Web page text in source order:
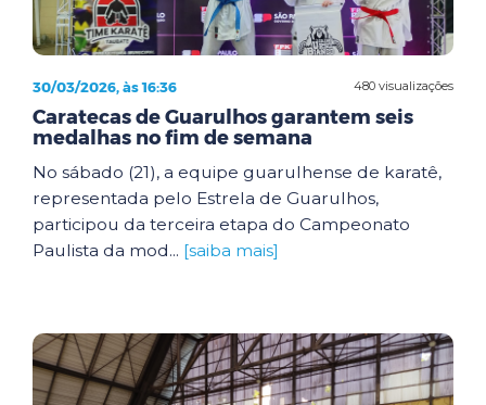
480 visualizações
30/03/2026, às 16:36
Caratecas de Guarulhos garantem seis
medalhas no fim de semana
No sábado (21), a equipe guarulhense de karatê,
representada pelo Estrela de Guarulhos,
participou da terceira etapa do Campeonato
Paulista da mod... [saiba mais]